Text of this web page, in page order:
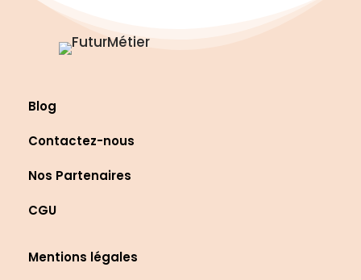
Blog
Contactez-nous
Nos Partenaires
CGU
Mentions légales